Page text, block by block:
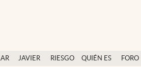
JAVIER
RIESGO
QUIÉN ES
FORO